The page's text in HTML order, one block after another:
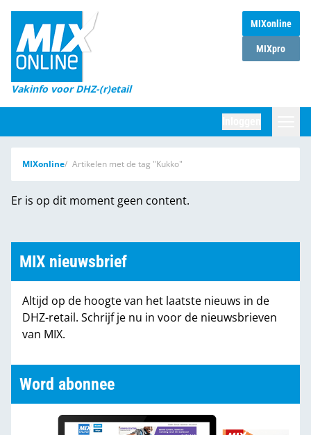
MIXonline
MIXpro
Vakinfo voor DHZ-(r)etail
Home
Magazines
DHZ Sessie
Marktcijfers
Word abonnee
MIXonline Artikelen met de tag "Kukko"
Er is op dit moment geen content.
MIX nieuwsbrief
Altijd op de hoogte van het laatste nieuws in de
DHZ-retail. Schrijf je nu in voor de nieuwsbrieven
van MIX.
Word abonnee